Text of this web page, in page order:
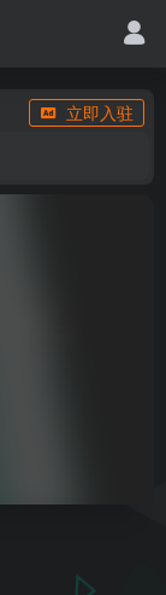
立即入驻